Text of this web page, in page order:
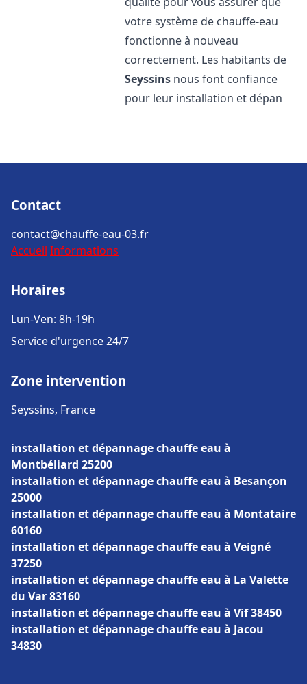
votre système de chauffe-eau
fonctionne à nouveau
correctement. Les habitants de
Seyssins nous font confiance
pour leur installation et dépan
Contact
contact@chauffe-eau-03.fr
Accueil Informations
Horaires
Lun-Ven: 8h-19h
Service d'urgence 24/7
Zone intervention
Seyssins, France
installation et dépannage chauffe eau à
Montbéliard 25200
installation et dépannage chauffe eau à Besançon
25000
installation et dépannage chauffe eau à Montataire
60160
installation et dépannage chauffe eau à Veigné
37250
installation et dépannage chauffe eau à La Valette
du Var 83160
installation et dépannage chauffe eau à Vif 38450
installation et dépannage chauffe eau à Jacou
34830